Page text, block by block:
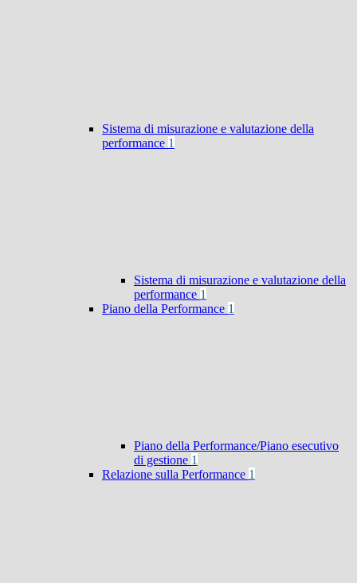
Sistema di misurazione e valutazione della
performance 1
Sistema di misurazione e valutazione della
performance 1
Piano della Performance 1
Piano della Performance/Piano esecutivo
di gestione 1
Relazione sulla Performance 1